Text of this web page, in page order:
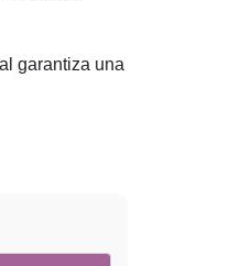
garantiza una